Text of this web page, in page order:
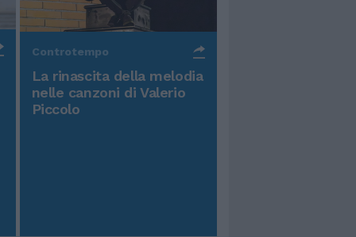
Controtempo
La rinascita della melodia
nelle canzoni di Valerio
Piccolo